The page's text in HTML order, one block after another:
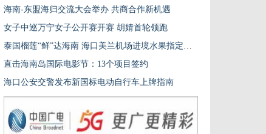
海南-东盟海归交流大会举办 共商合作新机遇
女子中巡万宁女子公开赛开赛 胡婧首轮领跑
泰国榴莲“鲜”达海南 海口美兰机场进境水果指定监管场地首单业务落地
直击海南岛国际电影节：13个项目签约
海口公安交警发布新国标电动自行车上牌指南